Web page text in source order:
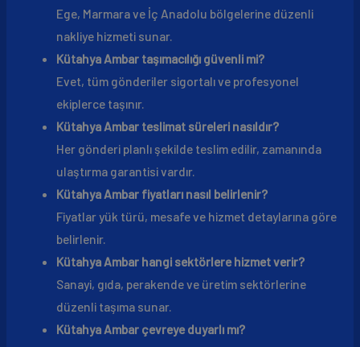
Ege, Marmara ve İç Anadolu bölgelerine düzenli
nakliye hizmeti sunar.
Kütahya Ambar taşımacılığı güvenli mi?
Evet, tüm gönderiler sigortalı ve profesyonel
ekiplerce taşınır.
Kütahya Ambar teslimat süreleri nasıldır?
Her gönderi planlı şekilde teslim edilir, zamanında
ulaştırma garantisi vardır.
Kütahya Ambar fiyatları nasıl belirlenir?
Fiyatlar yük türü, mesafe ve hizmet detaylarına göre
belirlenir.
Kütahya Ambar hangi sektörlere hizmet verir?
Sanayi, gıda, perakende ve üretim sektörlerine
düzenli taşıma sunar.
Kütahya Ambar çevreye duyarlı mı?